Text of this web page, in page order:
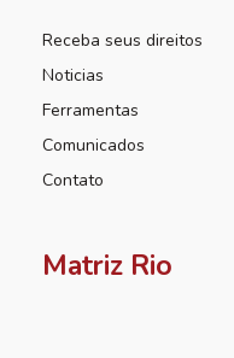
Receba seus direitos
Noticias
Ferramentas
Comunicados
Contato
Matriz Rio